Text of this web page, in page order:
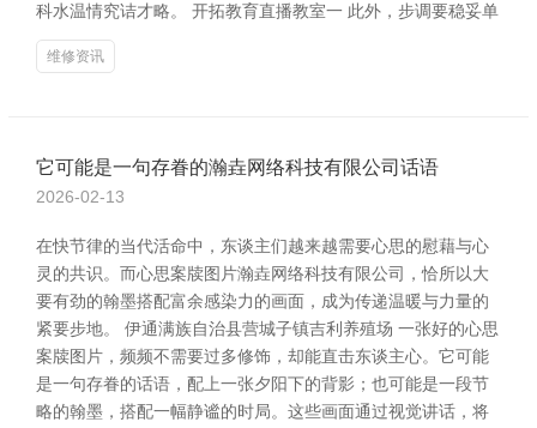
科水温情究诘才略。 开拓教育直播教室一 此外，步调要稳妥单
维修资讯
它可能是一句存眷的瀚垚网络科技有限公司话语
2026-02-13
在快节律的当代活命中，东谈主们越来越需要心思的慰藉与心
灵的共识。而心思案牍图片瀚垚网络科技有限公司，恰所以大
要有劲的翰墨搭配富余感染力的画面，成为传递温暖与力量的
紧要步地。 伊通满族自治县营城子镇吉利养殖场 一张好的心思
案牍图片，频频不需要过多修饰，却能直击东谈主心。它可能
是一句存眷的话语，配上一张夕阳下的背影；也可能是一段节
略的翰墨，搭配一幅静谧的时局。这些画面通过视觉讲话，将